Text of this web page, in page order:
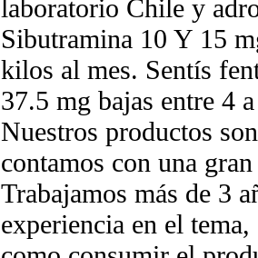
laboratorio Chile y
Sibutramina 10 Y 15
kilos al mes. Sentís
37.5 mg bajas entre 4
Nuestros productos
contamos con una
Trabajamos más de 3
experiencia en el